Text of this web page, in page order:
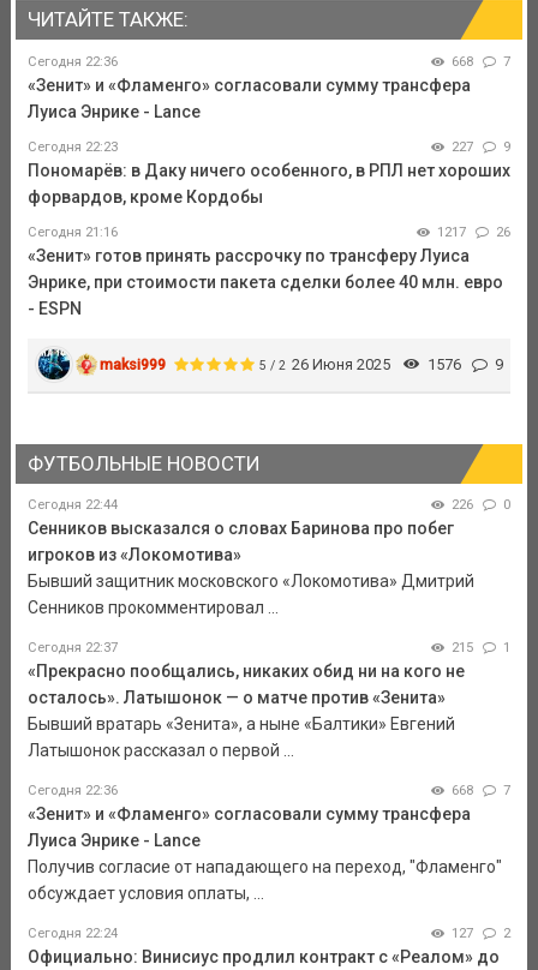
ЧИТАЙТЕ ТАКЖЕ:
Сегодня 22:36 668 7
«Зенит» и «Фламенго» согласовали сумму трансфера
Луиса Энрике - Lance
Сегодня 22:23 227 9
Пономарёв: в Даку ничего особенного, в РПЛ нет хороших
форвардов, кроме Кордобы
Сегодня 21:16 1217 26
«Зенит» готов принять рассрочку по трансферу Луиса
Энрике, при стоимости пакета сделки более 40 млн. евро
- ESPN
maksi999 5 / 2 26 Июня 2025 1576 9
ФУТБОЛЬНЫЕ НОВОСТИ
Сегодня 22:44 226 0
Сенников высказался о словах Баринова про побег
игроков из «Локомотива»
Бывший защитник московского «Локомотива» Дмитрий
Сенников прокомментировал ...
Сегодня 22:37 215 1
«Прекрасно пообщались, никаких обид ни на кого не
осталось». Латышонок — о матче против «Зенита»
Бывший вратарь «Зенита», а ныне «Балтики» Евгений
Латышонок рассказал о первой ...
Сегодня 22:36 668 7
«Зенит» и «Фламенго» согласовали сумму трансфера
Луиса Энрике - Lance
Получив согласие от нападающего на переход, "Фламенго"
обсуждает условия оплаты, ...
Сегодня 22:24 127 2
Официально: Винисиус продлил контракт с «Реалом» до